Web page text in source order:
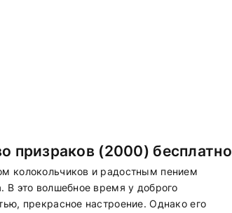
призраков (2000) бесплатно
колокольчиков и радостным пением
В это волшебное время у доброго
прекрасное настроение. Однако его